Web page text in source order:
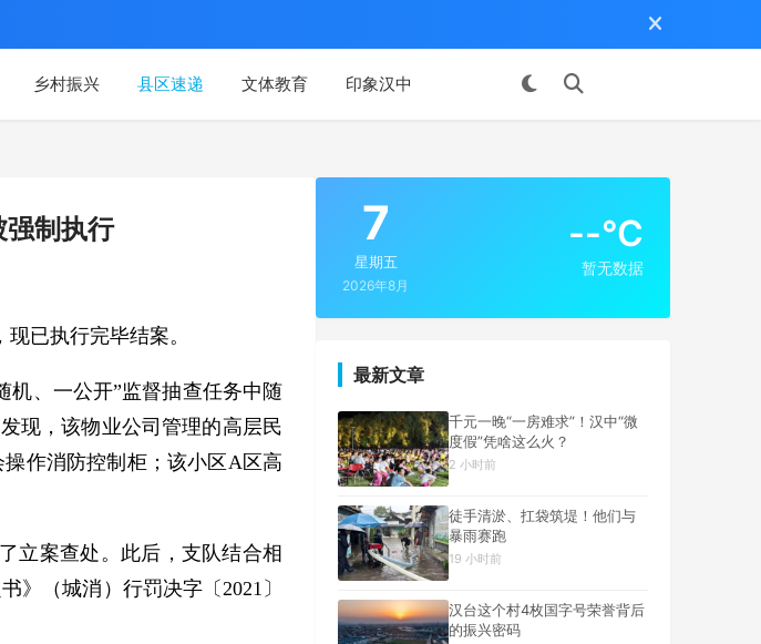
乡村振兴 县区速递 文体教育 印象汉中
制执行
已执行完毕结案。
机、一公开”监督抽查任务中随
现，该物业公司管理的高层民
作消防控制柜；该小区A区高
立案查处。此后，支队结合相
》（城消）行罚决字〔2021〕
7
星期五
2026年8月
--°C
暂无数据
最新文章
千元一晚“一房难求”！汉中“微
度假”凭啥这么火？
2 小时前
徒手清淤、扛袋筑堤！他们与
暴雨赛跑
19 小时前
汉台这个村4枚国字号荣誉背后
的振兴密码